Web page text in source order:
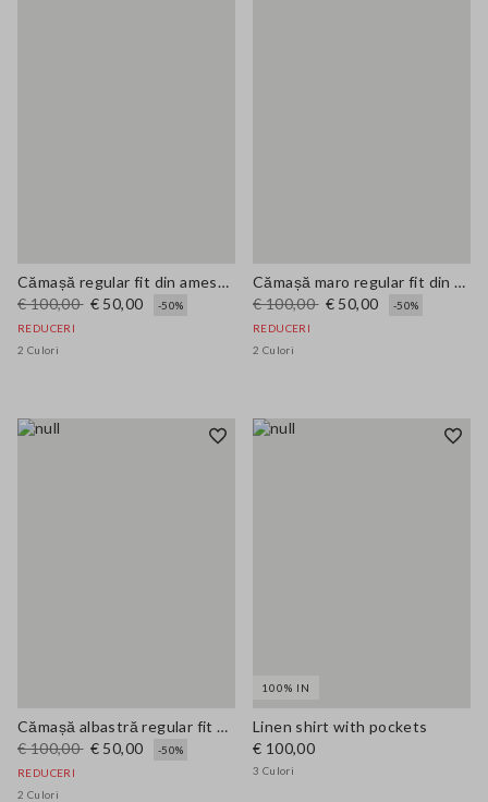
Cămașă regular fit din amestec de lyocell bej
€ 100,00 € 50,00
-50%
REDUCERI
2 Culori
Cămașă maro regular fit din Lyocell elastic
€ 100,00 € 50,00
-50%
REDUCERI
2 Culori
Cămașă albastră regular fit din amestec de Lyocell
€ 100,00 € 50,00
-50%
REDUCERI
2 Culori
100% IN
Linen shirt with pockets
€ 100,00
3 Culori